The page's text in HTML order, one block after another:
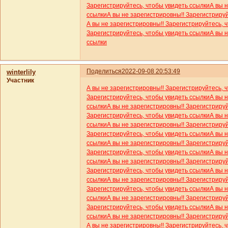
Зарегистрируйтесь, чтобы увидеть ссылкиА вы
ссылкиА вы не зарегистрировны!!
А вы не зарегистрировны!! Зарегистрируйтесь,
Зарегистрируйтесь, чтобы увидеть ссылкиА вы
ссылки
Поделиться2022-09-08 20:53:49
winterlily
Участник
А вы не зарегистрировны!! Зарегистрируйтесь,
Зарегистрируйтесь, чтобы увидеть ссылкиА вы
ссылкиА вы не зарегистрировны!!
Зарегистрируйтесь, чтобы увидеть ссылкиА вы
ссылкиА вы не зарегистрировны!!
Зарегистрируйтесь, чтобы увидеть ссылкиА вы
ссылкиА вы не зарегистрировны!!
Зарегистрируйтесь, чтобы увидеть ссылкиА вы
ссылкиА вы не зарегистрировны!!
Зарегистрируйтесь, чтобы увидеть ссылкиА вы
ссылкиА вы не зарегистрировны!!
Зарегистрируйтесь, чтобы увидеть ссылкиА вы
ссылкиА вы не зарегистрировны!!
Зарегистрируйтесь, чтобы увидеть ссылкиА вы
ссылкиА вы не зарегистрировны!!
А вы не зарегистрировны!! Зарегистрируйтесь,